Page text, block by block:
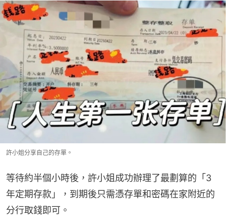
許小姐分享自己的存單。
等待約半個小時後，許小姐成功辦理了最劃算的「3
年定期存款」，到期後只需憑存單和密碼在家附近的
分行取錢即可。